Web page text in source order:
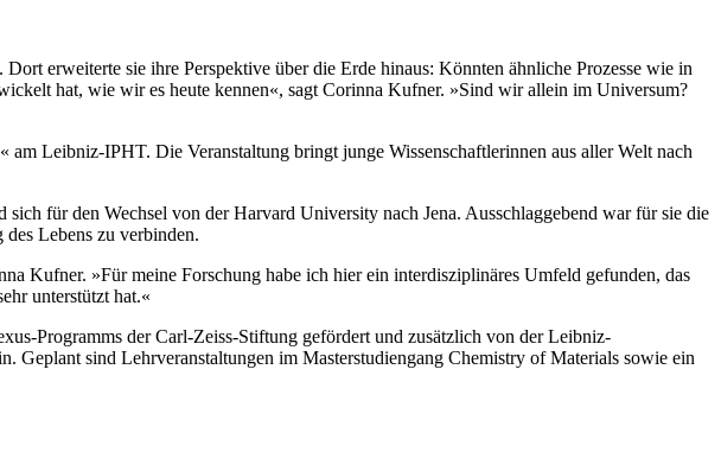
erweiterte sie ihre Perspektive über die Erde hinaus: Könnten ähnliche Prozesse wie in
hat, wie wir es heute kennen«, sagt Corinna Kufner. »Sind wir allein im Universum?
Leibniz-IPHT. Die Veranstaltung bringt junge Wissenschaftlerinnen aus aller Welt nach
für den Wechsel von der Harvard University nach Jena. Ausschlaggebend war für sie die
Lebens zu verbinden.
Kufner. »Für meine Forschung habe ich hier ein interdisziplinäres Umfeld gefunden, das
unterstützt hat.«
Programms der Carl-Zeiss-Stiftung gefördert und zusätzlich von der Leibniz-
sind Lehrveranstaltungen im Masterstudiengang Chemistry of Materials sowie ein